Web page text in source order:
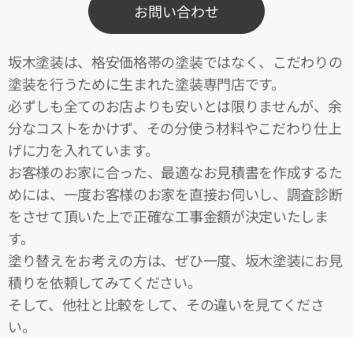
お問い合わせ
坂木塗装は、格安価格帯の塗装ではなく、こだわりの
塗装を行うために生まれた塗装専門店です。
必ずしも全てのお店よりも安いとは限りませんが、余
分なコストをかけず、その分使う材料やこだわり仕上
げに力を入れています。
お客様のお家に合った、最適なお見積書を作成するた
めには、一度お客様のお家を直接お伺いし、調査診断
をさせて頂いた上で正確な工事金額が決定いたしま
す。
塗り替えをお考えの方は、ぜひ一度、坂木塗装にお見
積りを依頼してみてください。
そして、他社と比較をして、その違いを見てくださ
い。